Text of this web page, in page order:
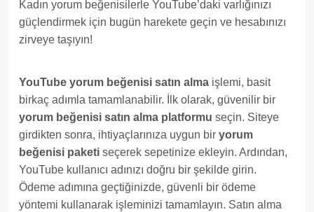
Kadın yorum beğenisilerle YouTube’daki varlığınızı
güçlendirmek için bugün harekete geçin ve hesabınızı
zirveye taşıyın!
YouTube yorum beğenisi satın alma işlemi, basit
birkaç adımla tamamlanabilir. İlk olarak, güvenilir bir
yorum beğenisi satın alma platformu seçin. Siteye
girdikten sonra, ihtiyaçlarınıza uygun bir yorum
beğenisi paketi seçerek sepetinize ekleyin. Ardından,
YouTube kullanıcı adınızı doğru bir şekilde girin.
Ödeme adımına geçtiğinizde, güvenli bir ödeme
yöntemi kullanarak işleminizi tamamlayın. Satın alma